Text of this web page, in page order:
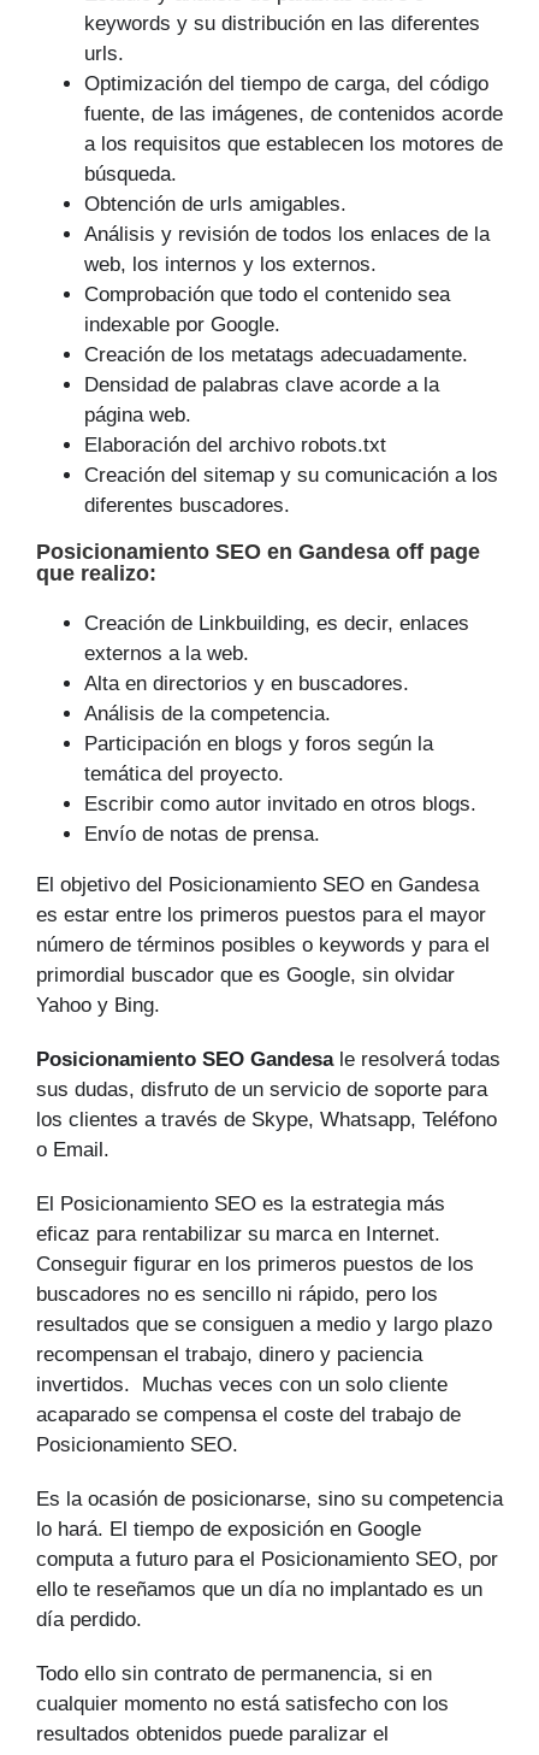
keywords y su distribución en las diferentes
urls.
Optimización del tiempo de carga, del código
fuente, de las imágenes, de contenidos acorde
a los requisitos que establecen los motores de
búsqueda.
Obtención de urls amigables.
Análisis y revisión de todos los enlaces de la
web, los internos y los externos.
Comprobación que todo el contenido sea
indexable por Google.
Creación de los metatags adecuadamente.
Densidad de palabras clave acorde a la
página web.
Elaboración del archivo robots.txt
Creación del sitemap y su comunicación a los
diferentes buscadores.
Posicionamiento SEO en Gandesa off page
que realizo:
Creación de Linkbuilding, es decir, enlaces
externos a la web.
Alta en directorios y en buscadores.
Análisis de la competencia.
Participación en blogs y foros según la
temática del proyecto.
Escribir como autor invitado en otros blogs.
Envío de notas de prensa.
El objetivo del Posicionamiento SEO en Gandesa
es estar entre los primeros puestos para el mayor
número de tér­minos posibles o keywords y para el
primordial buscador que es Google, sin olvidar
Yahoo y Bing.
Posicionamiento SEO Gandesale resolverá todas
sus dudas, disfruto de un servicio de soporte para
los clientes a través de Skype, Whatsapp, Teléfono
o Email.
El Posicionamiento SEO es la estrategia más
eficaz para rentabilizar su marca en Internet.
Conseguir figurar en los primeros puestos de los
buscadores no es sencillo ni rápido, pero los
resultados que se consiguen a medio y largo plazo
recompensan el trabajo, dinero y paciencia
invertidos. Muchas veces con un solo cliente
acaparado se compensa el coste del trabajo de
Posicionamiento SEO.
Es la ocasión de posicionarse, sino su competencia
lo hará. El tiempo de exposición en Google
computa a futuro para el Posicionamiento SEO, por
ello te reseñamos que un día no implantado es un
día perdido.
Todo ello sin contrato de permanencia, si en
cualquier momento no está satisfecho con los
resultados obtenidos puede paralizar el